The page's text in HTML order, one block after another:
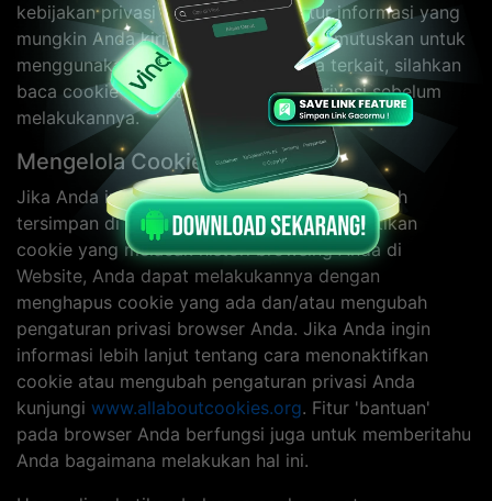
kebijakan privasi yang akan mengatur informasi yang
mungkin Anda kirimkan. Jika Anda memutuskan untuk
menggunakan situs web pihak ketiga terkait, silahkan
baca cookie mereka dan kebijakan privasi sebelum
melakukannya.
Mengelola Cookie
Jika Anda ingin menghapus cookie yang sudah
tersimpan di komputer Anda atau menghentikan
cookie yang melacak histori browsing Anda di
Website, Anda dapat melakukannya dengan
menghapus cookie yang ada dan/atau mengubah
pengaturan privasi browser Anda. Jika Anda ingin
informasi lebih lanjut tentang cara menonaktifkan
cookie atau mengubah pengaturan privasi Anda
kunjungi www.allaboutcookies.org. Fitur 'bantuan'
pada browser Anda berfungsi juga untuk memberitahu
Anda bagaimana melakukan hal ini.